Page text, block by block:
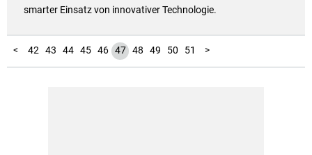
smarter Einsatz von innovativer Technologie.
<
1
2
3
4
5
6
7
8
9
10
11
12
13
14
15
16
17
18
19
20
21
22
23
24
25
26
27
28
29
30
31
32
33
34
35
36
37
38
39
40
41 42 43 44 45 46 47 48 49 50 51
52
53
54
55
56
57
58
59
60
61
62
63
64
65
66
67
68
69
70
71
72
73
74
75
76
77
78
79
80
81
82
83
84
85
86
87
88
89
90
91
92
93
94 >